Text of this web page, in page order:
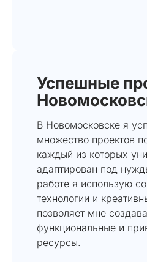
Успешные
В Новомосковске я
множество проектов
каждый из которых
адаптирован под
работе я использую
технологии и
позволяет мне
функциональные и
ресурсы.